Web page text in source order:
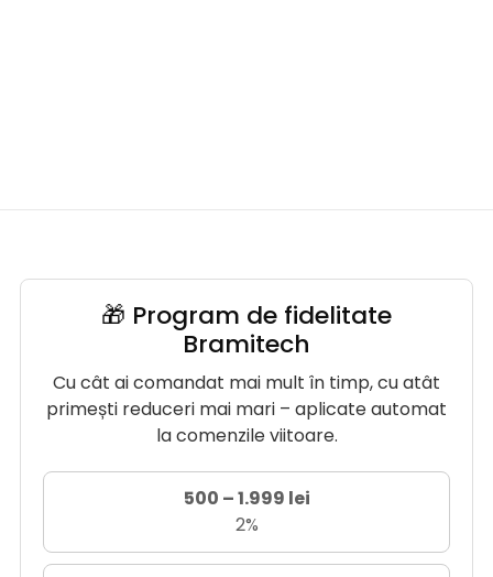
🎁 Program de fidelitate
Bramitech
Cu cât ai comandat mai mult în timp, cu atât
primești reduceri mai mari – aplicate automat
la comenzile viitoare.
500 – 1.999 lei
2%